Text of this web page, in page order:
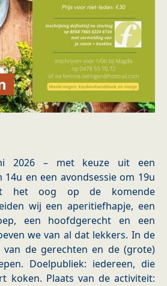
2026 – met keuze uit een
14u en een avondsessie om 19u
het oog op de komende
wij een aperitiefhapje, een
een hoofdgerecht en een
we van al dat lekkers. In de
de gerechten en de (grote)
Doelpubliek: iedereen, die
koken. Plaats van de activiteit: